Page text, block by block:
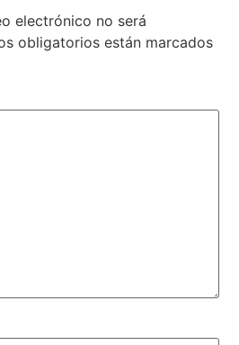
electrónico no será
obligatorios están marcados